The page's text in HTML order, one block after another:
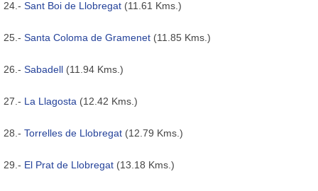
24.- Sant Boi de Llobregat (11.61 Kms.)
25.- Santa Coloma de Gramenet (11.85 Kms.)
26.- Sabadell (11.94 Kms.)
27.- La Llagosta (12.42 Kms.)
28.- Torrelles de Llobregat (12.79 Kms.)
29.- El Prat de Llobregat (13.18 Kms.)